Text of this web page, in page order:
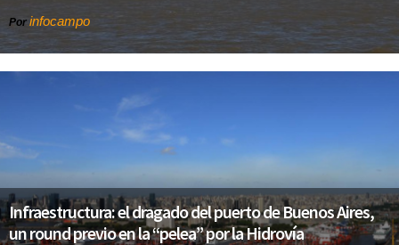
Por infocampo
Infraestructura: el dragado del puerto de Buenos Aires,
un round previo en la “pelea” por la Hidrovía